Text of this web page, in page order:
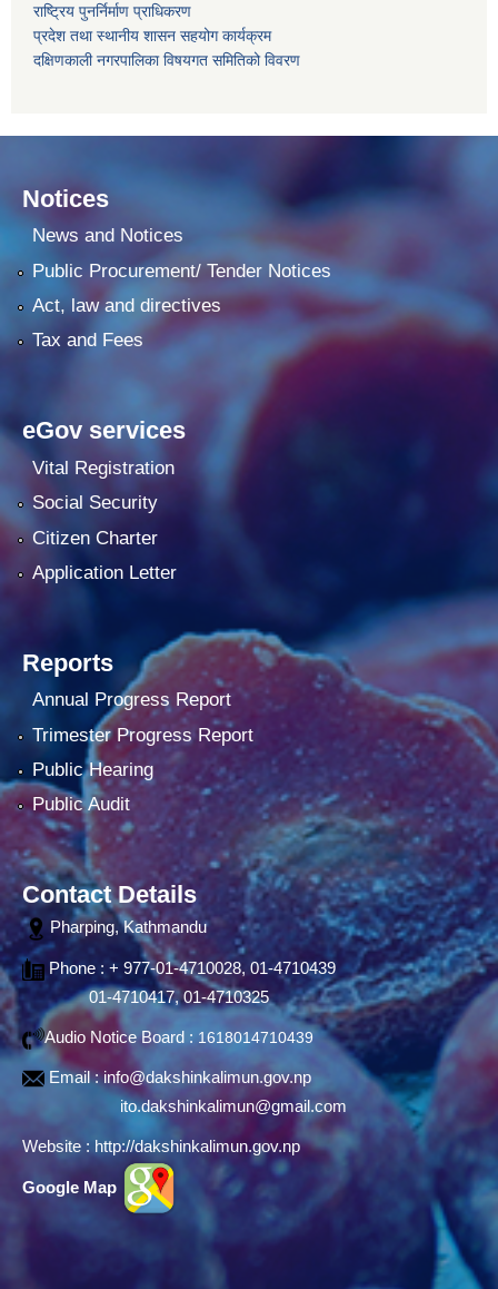
राष्ट्रिय पुनर्निर्माण प्राधिकरण
प्रदेश तथा स्थानीय शासन सहयोग कार्यक्रम
दक्षिणकाली नगरपालिका विषयगत समितिको विवरण
Notices
News and Notices
Public Procurement/ Tender Notices
Act, law and directives
Tax and Fees
eGov services
Vital Registration
Social Security
Citizen Charter
Application Letter
Reports
Annual Progress Report
Trimester Progress Report
Public Hearing
Public Audit
Contact Details
Pharping, Kathmandu
Phone : + 977-01-4710028, 01-4710439
01-4710417, 01-4710325
Audio Notice Board : 1618014710439
Email :info@dakshinkalimun.gov.np
ito.dakshinkalimun@gmail.com
Website : http://dakshinkalimun.gov.np
Google Map